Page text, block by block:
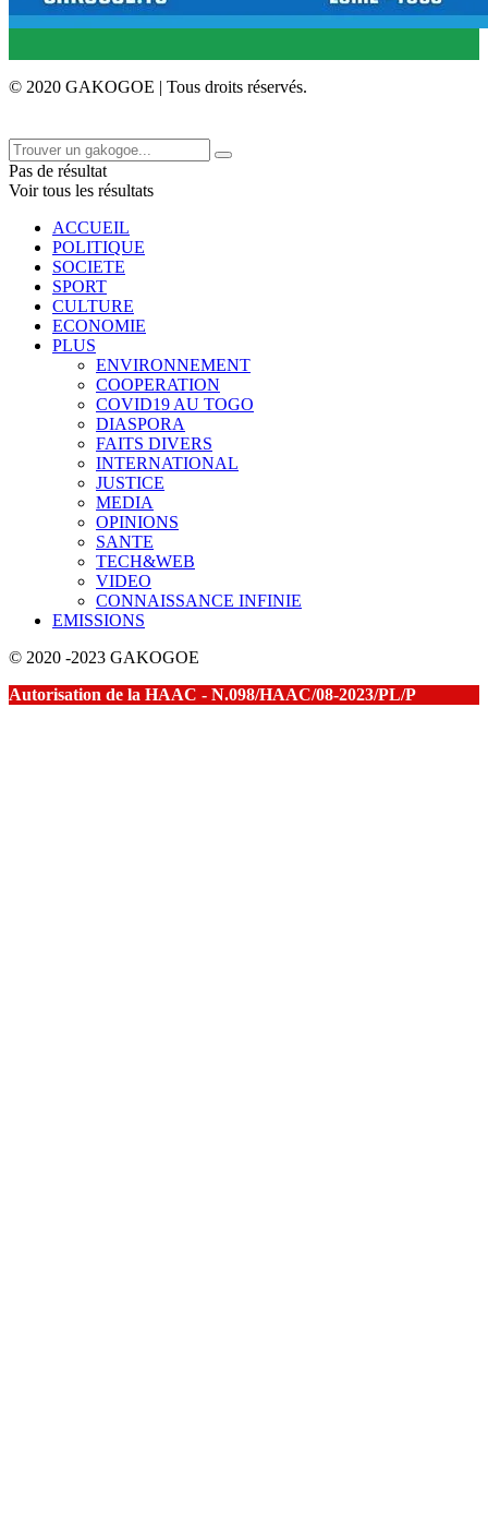
© 2020 GAKOGOE | Tous droits réservés.
Pas de résultat
Voir tous les résultats
ACCUEIL
POLITIQUE
SOCIETE
SPORT
CULTURE
ECONOMIE
PLUS
ENVIRONNEMENT
COOPERATION
COVID19 AU TOGO
DIASPORA
FAITS DIVERS
INTERNATIONAL
JUSTICE
MEDIA
OPINIONS
SANTE
TECH&WEB
VIDEO
CONNAISSANCE INFINIE
EMISSIONS
© 2020 -2023 GAKOGOE
Autorisation de la HAAC - N.098/HAAC/08-2023/PL/P